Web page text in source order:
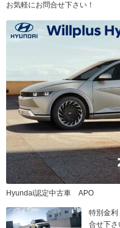
お気軽にお問合せ下さい！
Hyundai認定中古車 APO
特別金
合せ下さ